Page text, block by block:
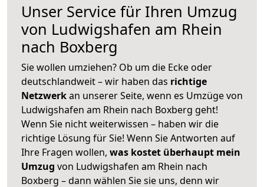
Unser Service für Ihren Umzug
von Ludwigshafen am Rhein
nach Boxberg
Sie wollen umziehen? Ob um die Ecke oder
deutschlandweit – wir haben das richtige
Netzwerkan unserer Seite, wenn es Umzüge von
Ludwigshafen am Rhein nach Boxberg geht!
Wenn Sie nicht weiterwissen – haben wir die
richtige Lösung für Sie! Wenn Sie Antworten auf
Ihre Fragen wollen, was kostet überhaupt mein
Umzug von Ludwigshafen am Rhein nach
Boxberg – dann wählen Sie sie uns, denn wir